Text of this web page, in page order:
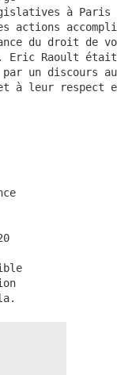
à
actions
du droit de
Eric Raoult
par un discours
à leur respect